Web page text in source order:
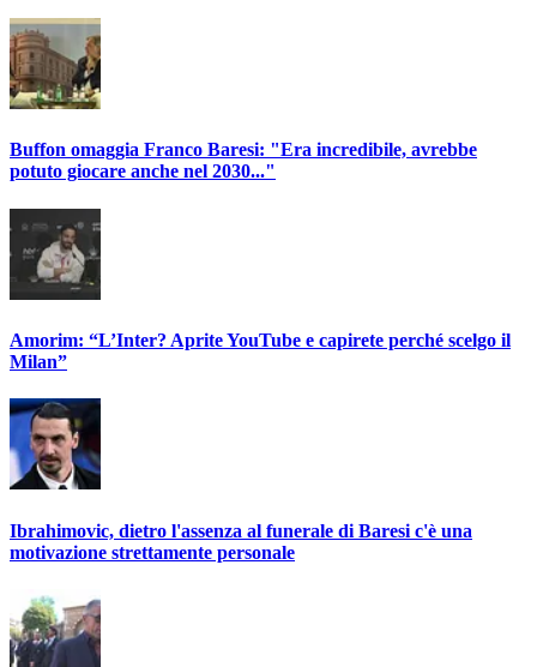
Buffon omaggia Franco Baresi: "Era incredibile, avrebbe
potuto giocare anche nel 2030..."
Amorim: “L’Inter? Aprite YouTube e capirete perché scelgo il
Milan”
Ibrahimovic, dietro l'assenza al funerale di Baresi c'è una
motivazione strettamente personale